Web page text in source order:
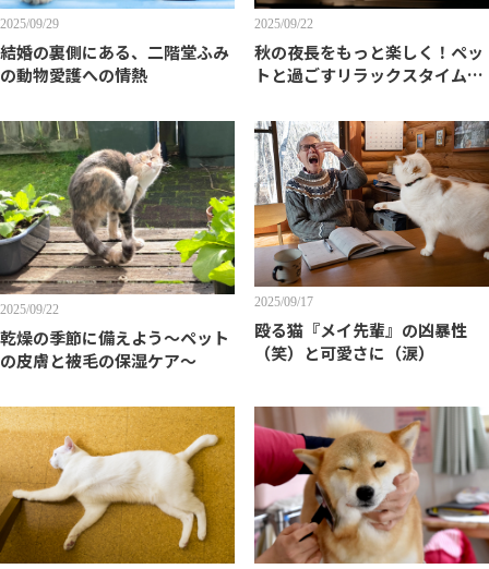
2025/09/29
結婚の裏側にある、二階堂ふみ
の動物愛護への情熱
2025/09/22
秋の夜長をもっと楽しく！ペッ
トと過ごすリラックスタイムの
2025/09/22
乾燥の季節に備えよう〜ペット
の皮膚と被毛の保湿ケア〜
2025/09/17
殴る猫『メイ先輩』の凶暴性
（笑）と可愛さに（涙）